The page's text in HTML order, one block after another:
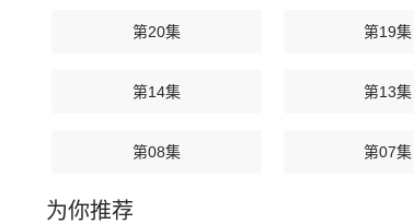
第20集 第19集
第14集 第13集
第08集 第07集
第02集
为你推荐